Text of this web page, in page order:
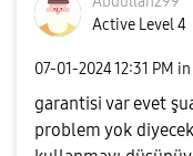
Active Level 4
‎07-01-202412:31 PM in
garantisi var evet
problem yok